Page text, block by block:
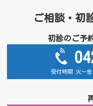
ご相談・初
初診のご予
受付時間 火～